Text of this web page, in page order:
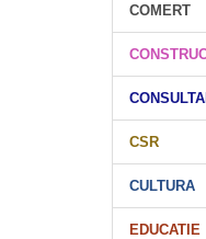
COMERT
CSR
CULTURA
EDUCATIE